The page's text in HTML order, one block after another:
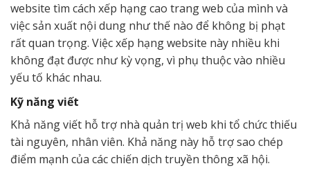
website tìm cách xếp hạng cao trang web của mình và
việc sản xuất nội dung như thế nào để không bị phạt
rất quan trọng. Việc xếp hạng website này nhiều khi
không đạt được như kỳ vọng, vì phụ thuộc vào nhiều
yếu tố khác nhau.
Kỹ năng viết
Khả năng viết hỗ trợ nhà quản trị web khi tổ chức thiếu
tài nguyên, nhân viên. Khả năng này hỗ trợ sao chép
điểm mạnh của các chiến dịch truyền thông xã hội.